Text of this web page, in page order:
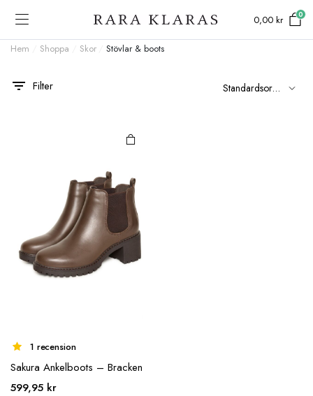
0,00kr 0
Hem Shoppa Skor/Stövlar & boots
Filter
De olika
kan väljas på
produktsidan
1 recension
Sakura Ankelboots – Bracken
599,95 kr